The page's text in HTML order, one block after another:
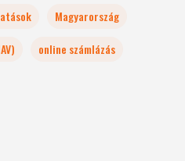
Magyarország
online számlázás